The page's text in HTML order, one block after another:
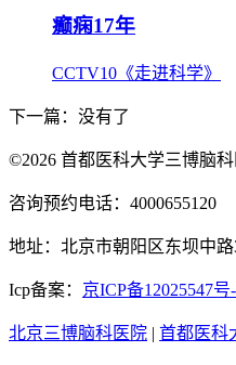
癫痫17年
CCTV10《走进科学》
下一篇：没有了
©2026 首都医科大学三博脑
咨询预约电话：4000655120
地址：北京市朝阳区东坝中
Icp备案： 京ICP备12025547号
北京三博脑科医院 | 首都医科